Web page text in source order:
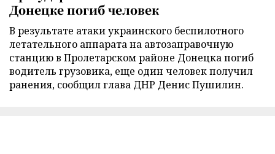
Донецке погиб человек
В результате атаки украинского беспилотного
летательного аппарата на автозаправочную
станцию в Пролетарском районе Донецка погиб
водитель грузовика, еще один человек получил
ранения, сообщил глава ДНР Денис Пушилин.